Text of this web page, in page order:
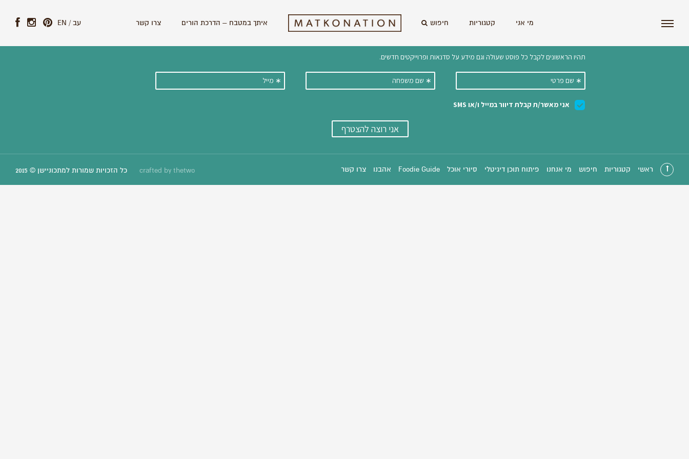
מי אני קטגוריות חיפוש איתך במטבח – הדרכת הורים צרו קשר EN / עב
הצטרפו לניוזלטר שלנו וקבלו ישירות למייל עדכונים על מתכונים וסיפורים חדשים:
ראשי קטגוריות חיפוש מי אנחנו פיתוח תוכן דיגיטלי סיורי אוכל Foodie Guide אהבנו צרו קשר crafted by thetwo כל הזכויות שמורות למתכוניישן © 2015